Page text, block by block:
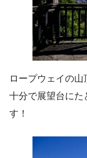
ロープウェイの
十分で展望台にた
す！